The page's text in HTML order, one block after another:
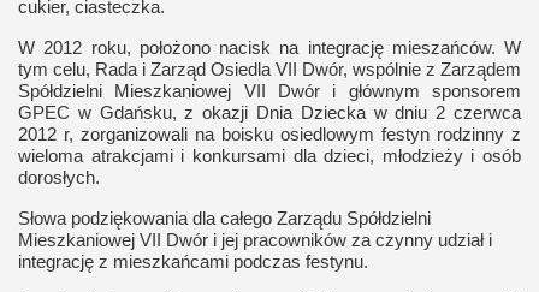
cukier, ciasteczka.
W 2012 roku, położono nacisk na integrację mieszańców. W
tym celu, Rada i Zarząd Osiedla VII Dwór, wspólnie z Zarządem
Spółdzielni Mieszkaniowej VII Dwór i głównym sponsorem
GPEC w Gdańsku, z okazji Dnia Dziecka w dniu 2 czerwca
2012 r, zorganizowali na boisku osiedlowym festyn rodzinny z
wieloma atrakcjami i konkursami dla dzieci, młodzieży i osób
dorosłych.
Słowa podziękowania dla całego Zarządu Spółdzielni
Mieszkaniowej VII Dwór i jej pracowników za czynny udział i
integrację z mieszkańcami podczas festynu.